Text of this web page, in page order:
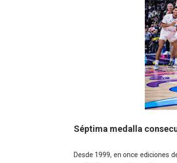
Séptima medalla
Desde 1999, en once ediciones